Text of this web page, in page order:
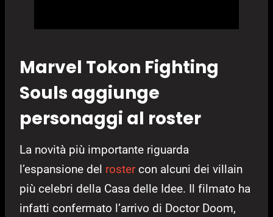
Marvel Tokon Fighting
Souls aggiunge
personaggi al roster
La novità più importante riguarda
l’espansione del rostercon alcuni dei villain
più celebri della Casa delle Idee. Il filmato ha
infatti confermato l’arrivo di Doctor Doom,